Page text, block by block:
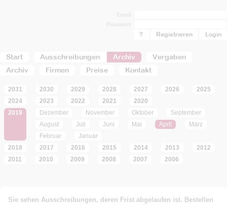
Start Ausschreibungen Archiv
Vergaben
Archiv
Firmen Preise Kontakt
? Registrieren
2031 2030 2029 2028 2027 2026
2025
2024
2023 2022 2021
2020
2019
Dezember November Oktober
September
August
Juli Juni Mai April
März
Februar
Januar
2018
2017 2016 2015 2014 2013
2012
2011
2010 2009 2008 2007 2006
Sie sehen Ausschreibungen, deren Frist abgelaufen ist. Bestellen